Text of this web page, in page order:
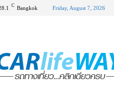
C Bangkok Friday, August 7, 2026